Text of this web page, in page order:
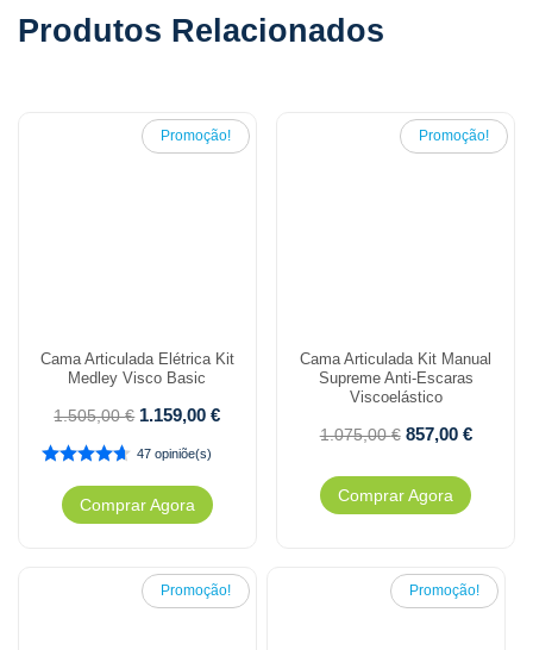
Produtos Relacionados
Promoção!
Cama Articulada Elétrica Kit
Medley Visco Basic
1.505,00€ 1.159,00€
47 opiniõe(s)
Comprar Agora
Promoção!
Cama Articulada Kit Manual
Supreme Anti-Escaras
Viscoelástico
1.075,00€ 857,00 €
Comprar Agora
Promoção! Promoção!